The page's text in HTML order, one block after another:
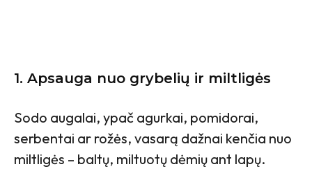
1. Apsauga nuo grybelių ir miltligės
Sodo augalai, ypač agurkai, pomidorai,
serbentai ar rožės, vasarą dažnai kenčia nuo
miltligės – baltų, miltuotų dėmių ant lapų.